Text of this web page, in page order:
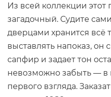
Из всей коллекции этот
загадочный. Судите
дверцами хранится всё
выставлять напоказ, он
сапфир и задает тон
невозможно забыть — в
первого взгляда.